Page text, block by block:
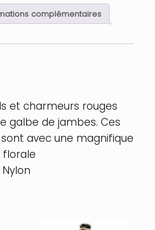
complémentaires
et charmeurs rouges
galbe de jambes. Ces
avec une magnifique
florale